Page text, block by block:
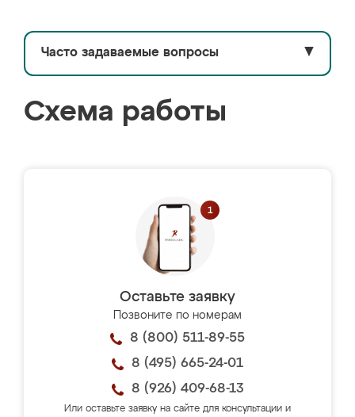
Часто задаваемые вопросы ▼
Схема работы
Оставьте заявку
Позвоните по номерам
8 (800) 511-89-55
8 (495) 665-24-01
8 (926) 409-68-13
Или оставьте заявку на сайте для консультации и